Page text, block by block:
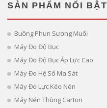
SẢN PHẨM NỔI BẬT
Buồng Phun Sương Muối
Máy Đo Độ Bục
Máy Đo Độ Bục Áp Lực Cao
Máy Đo Hệ Số Ma Sát
Máy Đo Lực Kéo Nén
Máy Nén Thùng Carton